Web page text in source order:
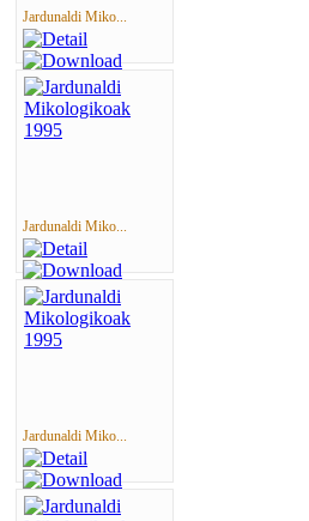
Jardunaldi Miko...
Jardunaldi Miko...
Jardunaldi Miko...